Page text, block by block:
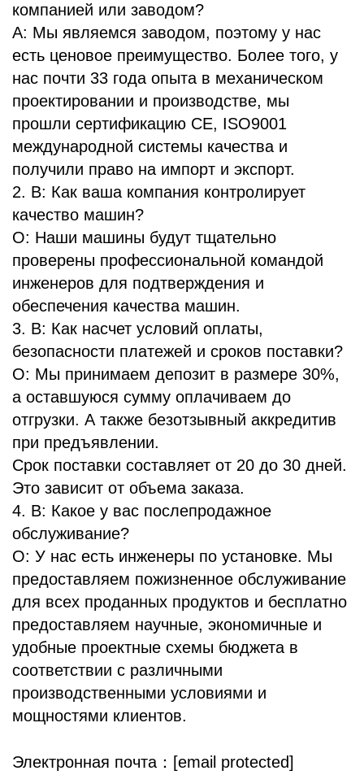
компанией или заводом?
A: Мы являемся заводом, поэтому у нас
есть ценовое преимущество. Более того, у
нас почти 33 года опыта в механическом
проектировании и производстве, мы
прошли сертификацию CE, ISO9001
международной системы качества и
получили право на импорт и экспорт.
2. В: Как ваша компания контролирует
качество машин?
О: Наши машины будут тщательно
проверены профессиональной командой
инженеров для подтверждения и
обеспечения качества машин.
3. В: Как насчет условий оплаты,
безопасности платежей и сроков поставки?
О: Мы принимаем депозит в размере 30%,
а оставшуюся сумму оплачиваем до
отгрузки. А также безотзывный аккредитив
при предъявлении.
Срок поставки составляет от 20 до 30 дней.
Это зависит от объема заказа.
4. В: Какое у вас послепродажное
обслуживание?
О: У нас есть инженеры по установке. Мы
предоставляем пожизненное обслуживание
для всех проданных продуктов и бесплатно
предоставляем научные, экономичные и
удобные проектные схемы бюджета в
соответствии с различными
производственными условиями и
мощностями клиентов.
Электронная почта： [email protected]